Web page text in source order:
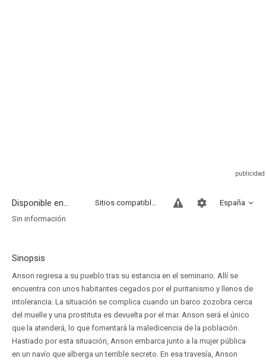
Disponible en... España
Sitios compatibles
Sin información
Sinopsis
Anson regresa a su pueblo tras su estancia en el seminario. Allí se
encuentra con unos habitantes cegados por el puritanismo y llenos de
intolerancia. La situación se complica cuando un barco zozobra cerca
del muelle y una prostituta es devuelta por el mar. Anson será el único
que la atenderá, lo que fomentará la maledicencia de la población.
Hastiado por esta situación, Anson embarca junto a la mujer pública
en un navío que alberga un terrible secreto. En esa travesía, Anson